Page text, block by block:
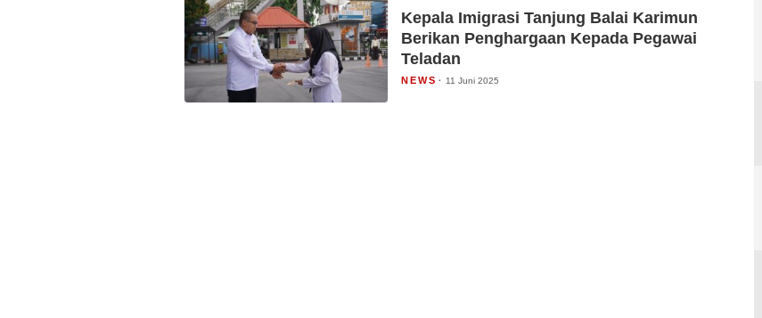
Kepala Imigrasi Tanjung Balai Karimun
Berikan Penghargaan Kepada Pegawai
Teladan
NEWS 11 Juni 2025